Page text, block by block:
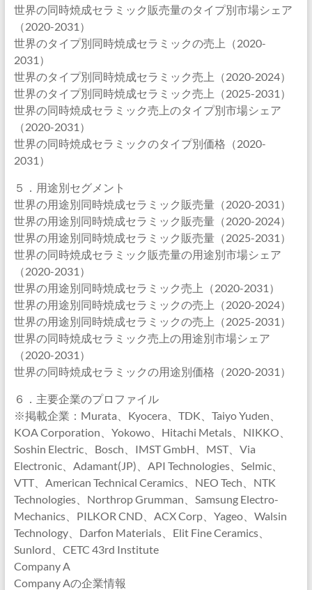
世界の同時焼成セラミック販売量のタイプ別市場シェア
（2020-2031）
世界のタイプ別同時焼成セラミックの売上（2020-
2031）
世界のタイプ別同時焼成セラミック売上（2020-2024）
世界のタイプ別同時焼成セラミック売上（2025-2031）
世界の同時焼成セラミック売上のタイプ別市場シェア
（2020-2031）
世界の同時焼成セラミックのタイプ別価格（2020-
2031）
５．用途別セグメント
世界の用途別同時焼成セラミック販売量（2020-2031）
世界の用途別同時焼成セラミック販売量（2020-2024）
世界の用途別同時焼成セラミック販売量（2025-2031）
世界の同時焼成セラミック販売量の用途別市場シェア
（2020-2031）
世界の用途別同時焼成セラミック売上（2020-2031）
世界の用途別同時焼成セラミックの売上（2020-2024）
世界の用途別同時焼成セラミックの売上（2025-2031）
世界の同時焼成セラミック売上の用途別市場シェア
（2020-2031）
世界の同時焼成セラミックの用途別価格（2020-2031）
６．主要企業のプロファイル
※掲載企業：Murata、Kyocera、TDK、Taiyo Yuden、
KOA Corporation、Yokowo、Hitachi Metals、NIKKO、
Soshin Electric、Bosch、IMST GmbH、MST、Via
Electronic、Adamant(JP)、API Technologies、Selmic、
VTT、American Technical Ceramics、NEO Tech、NTK
Technologies、Northrop Grumman、Samsung Electro-
Mechanics、PILKOR CND、ACX Corp、Yageo、Walsin
Technology、Darfon Materials、Elit Fine Ceramics、
Sunlord、CETC 43rd Institute
Company A
Company Aの企業情報